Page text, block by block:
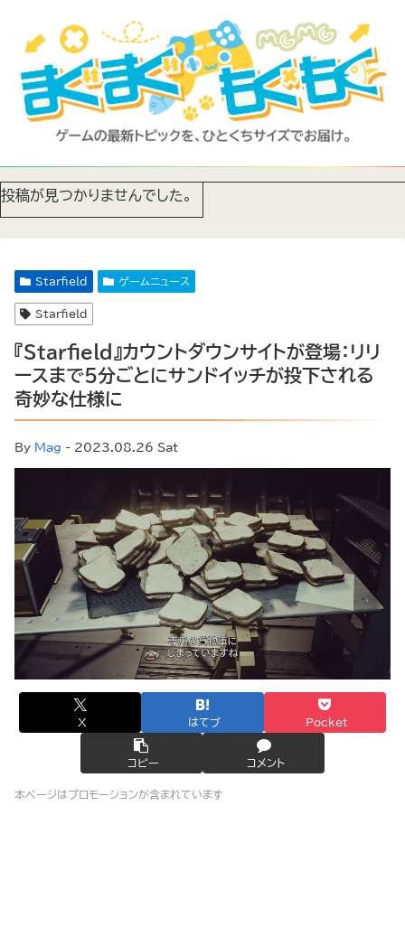
投稿が見つかりませんでした。
Starfield ゲームニュース
Starfield
『Starfield』カウントダウンサイトが登場：リリ
ースまで5分ごとにサンドイッチが投下される
奇妙な仕様に
By Mag - 2023.08.26 Sat
X はてブ Pocket
コピー コメント
本ページはプロモーションが含まれています